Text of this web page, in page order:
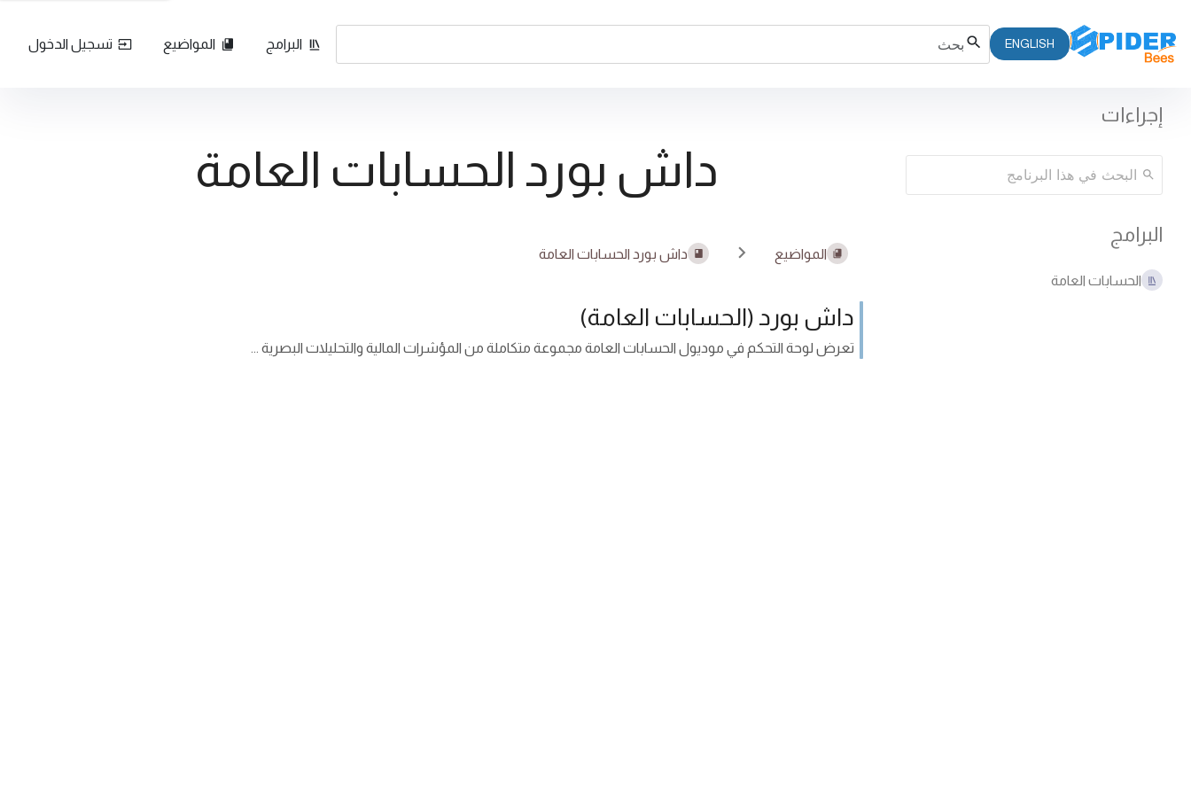
ENGLISH البرامج المواضيع تسجيل الدخول
البرامج
الحسابات العامة
داش بورد الحسابات العامة
المواضيع داش بورد الحسابات العامة
داش بورد (الحسابات العامة)
تعرض لوحة التحكم في موديول الحسابات العامة مجموعة متكاملة من المؤشرات المالية والتحليلات البصرية ...
إجراءات